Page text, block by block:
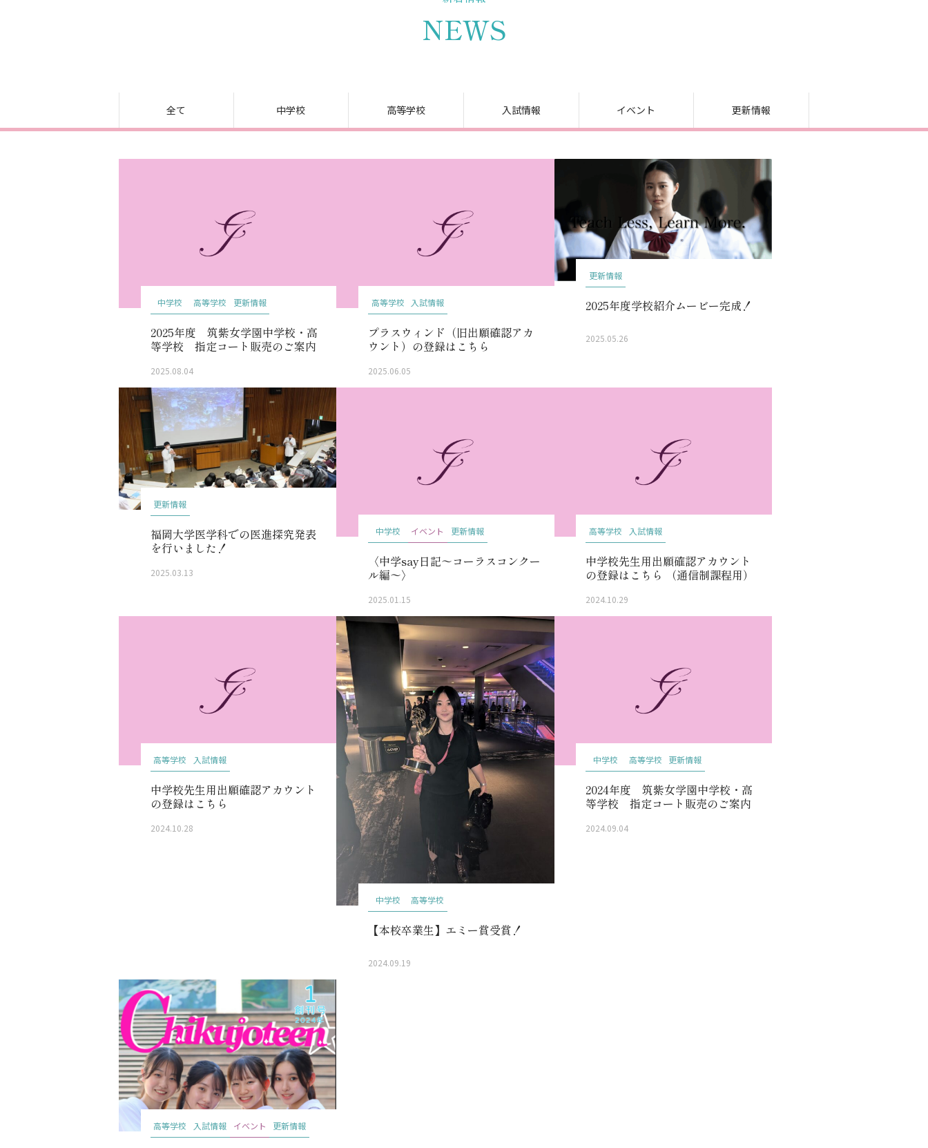
NEWS
全て 中学校 高等学校 入試情報 イベント 更新情報
中学校 高等学校 更新情報
2025年度 筑紫女学園中学校・高
等学校 指定コート販売のご案内
2025.08.04
高等学校 入試情報
プラスウィンド（旧出願確認アカ
ウント）の登録はこちら
2025.06.05
更新情報
2025年度学校紹介ムービー完成！
2025.05.26
更新情報
福岡大学医学科での医進探究発表
を行いました！
2025.03.13
中学校 イベント 更新情報
〈中学say日記〜コーラスコンクー
ル編〜〉
2025.01.15
高等学校 入試情報
中学校先生用出願確認アカウント
の登録はこちら （通信制課程用）
2024.10.29
高等学校 入試情報
中学校先生用出願確認アカウント
の登録はこちら
2024.10.28
中学校 高等学校
【本校卒業生】エミー賞受賞！
2024.09.19
中学校 高等学校 更新情報
2024年度 筑紫女学園中学校・高
等学校 指定コート販売のご案内
2024.09.04
高等学校 入試情報 イベント 更新情報